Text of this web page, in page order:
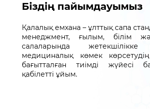
Біздің пайымдауымыз
Қалалық емхана – ұлттық сапа
менеджмент, ғылым, білім
салаларында жетекшілікке
медициналық көмек
бағытталған тиімді жүйесі
қабілетті ұйым.